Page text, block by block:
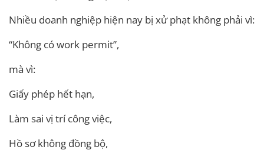
Nhiều doanh nghiệp hiện nay bị xử phạt không phải vì:
“Không có work permit”,
mà vì:
Giấy phép hết hạn,
Làm sai vị trí công việc,
Hồ sơ không đồng bộ,